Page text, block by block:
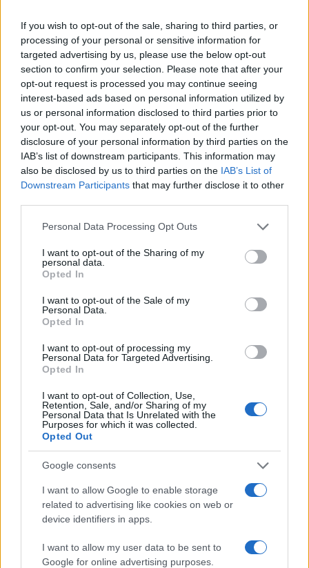
If you wish to opt-out of the sale, sharing to third parties, or
processing of your personal or sensitive information for
targeted advertising by us, please use the below opt-out
section to confirm your selection. Please note that after your
opt-out request is processed you may continue seeing
interest-based ads based on personal information utilized by
us or personal information disclosed to third parties prior to
your opt-out. You may separately opt-out of the further
disclosure of your personal information by third parties on the
IAB’s list of downstream participants. This information may
also be disclosed by us to third parties on the IAB’s List of
Downstream Participants that may further disclose it to other
Please note that this website/app uses one or more Google
not limited to your visit or usage behaviour. You may click to
grant or deny consent to Google and its third-party tags to
use your data for below specified purposes in below Google
consent section.
Personal Data Processing Opt Outs
I want to opt-out of the Sharing of my
personal data.
Opted In
I want to opt-out of the Sale of my
Personal Data.
Opted In
I want to opt-out of processing my
Personal Data for Targeted Advertising.
Opted In
I want to opt-out of Collection, Use,
Retention, Sale, and/or Sharing of my
Personal Data that Is Unrelated with the
Purposes for which it was collected.
Opted Out
Google consents
I want to allow Google to enable storage
related to advertising like cookies on web or
device identifiers in apps.
I want to allow my user data to be sent to
Google for online advertising purposes.
AUTORE
AiAdhubMedia
Continua a leggere
GIOCHI